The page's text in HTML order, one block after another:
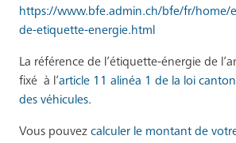
https://www.bfe.admin.ch/bfe/fr/home/
de-etiquette-energie.html
La référence de l’étiquette-énergie de
fixé à l’article 11 alinéa 1 de la loi
des véhicules.
Vous pouvez calculer le montant de